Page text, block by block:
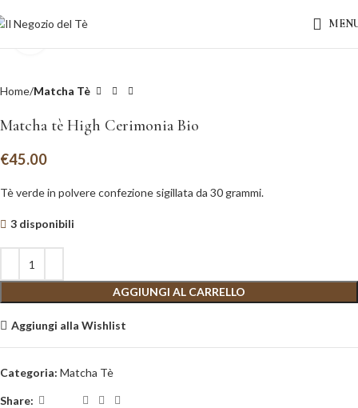
Home Matcha Tè
Matcha tè High Cerimonia Bio
€45.00
Tè verde in polvere confezione sigillata da 30 grammi.
3 disponibili
AGGIUNGI AL CARRELLO
Aggiungi alla Wishlist
Categoria: Matcha Tè
Share: